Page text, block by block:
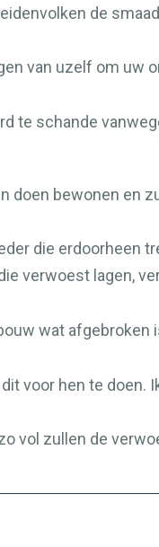
de
van uzelf om uw
te schande
doen bewonen en
die erdoorheen
verwoest lagen,
wat afgebroken
voor hen te doen.
vol zullen de